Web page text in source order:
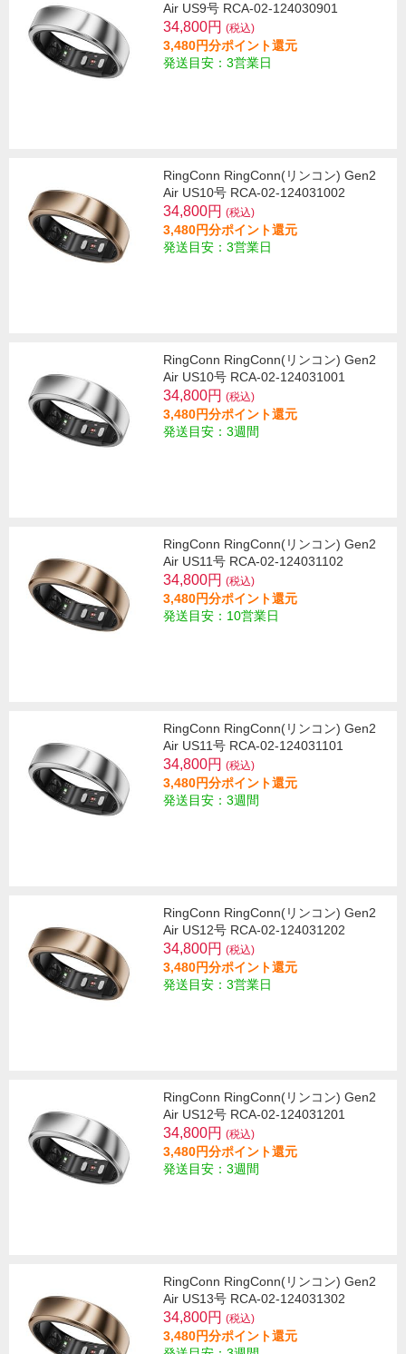
Air US9号 RCA-02-124030901
34,800円 (税込)
3,480円分ポイント還元
発送目安：3営業日
RingConn RingConn(リンコン) Gen2
Air US10号 RCA-02-124031002
34,800円 (税込)
3,480円分ポイント還元
発送目安：3営業日
RingConn RingConn(リンコン) Gen2
Air US10号 RCA-02-124031001
34,800円 (税込)
3,480円分ポイント還元
発送目安：3週間
RingConn RingConn(リンコン) Gen2
Air US11号 RCA-02-124031102
34,800円 (税込)
3,480円分ポイント還元
発送目安：10営業日
RingConn RingConn(リンコン) Gen2
Air US11号 RCA-02-124031101
34,800円 (税込)
3,480円分ポイント還元
発送目安：3週間
RingConn RingConn(リンコン) Gen2
Air US12号 RCA-02-124031202
34,800円 (税込)
3,480円分ポイント還元
発送目安：3営業日
RingConn RingConn(リンコン) Gen2
Air US12号 RCA-02-124031201
34,800円 (税込)
3,480円分ポイント還元
発送目安：3週間
RingConn RingConn(リンコン) Gen2
Air US13号 RCA-02-124031302
34,800円 (税込)
3,480円分ポイント還元